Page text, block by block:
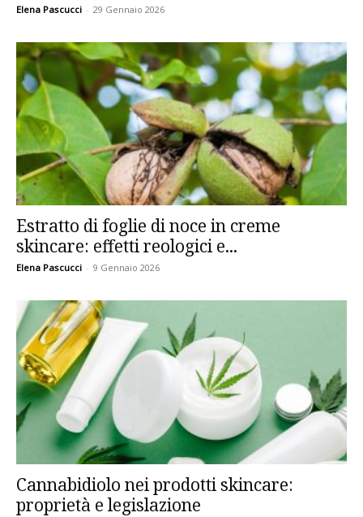
Elena Pascucci - 29 Gennaio 2026
Estratto di foglie di noce in creme
skincare: effetti reologici e...
Elena Pascucci - 9 Gennaio 2026
Cannabidiolo nei prodotti skincare:
proprietà e legislazione